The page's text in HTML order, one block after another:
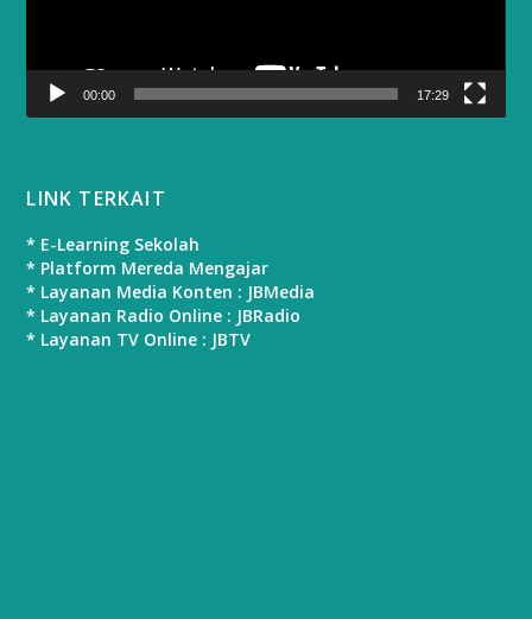
00:00 17:29
LINK TERKAIT
* E-Learning Sekolah
* Platform Mereda Mengajar
* Layanan Media Konten : JBMedia
* Layanan Radio Online : JBRadio
* Layanan TV Online : JBTV